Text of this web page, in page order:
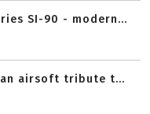
SI-90 - modern...
an airsoft tribute t...